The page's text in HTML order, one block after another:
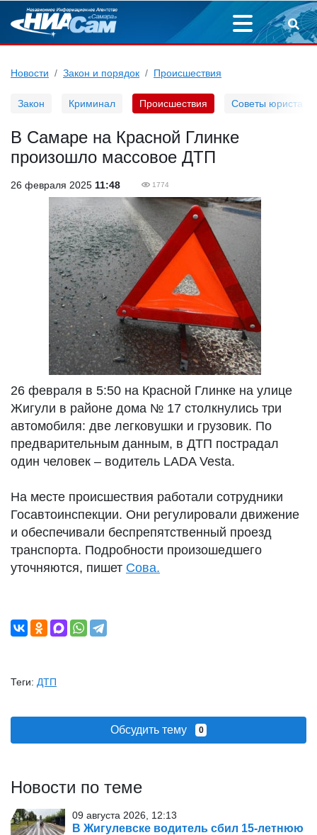
Новости Закон и порядок Происшествия
Закон Криминал Происшествия Советы юриста
В Самаре на Красной Глинке
произошло массовое ДТП
26 февраля 2025 11:48 1774
26 февраля в 5:50 на Красной Глинке на улице
Жигули в районе дома № 17 столкнулись три
автомобиля: две легковушки и грузовик. По
предварительным данным, в ДТП пострадал
один человек – водитель LADA Vesta.
На месте происшествия работали сотрудники
Госавтоинспекции. Они регулировали движение
и обеспечивали беспрепятственный проезд
транспорта. Подробности произошедшего
уточняются, пишет Сова.
Теги: ДТП
Обсудить тему 0
Новости по теме
09 августа 2026, 12:13
В Жигулевске водитель сбил 15-летнюю